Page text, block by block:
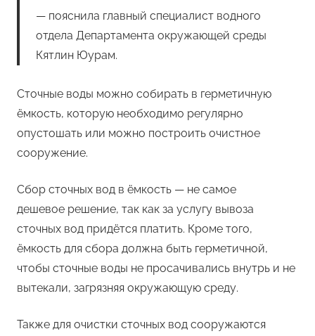
пояснила главный специалист водного
отдела Департамента окружающей среды
Кятлин Юурам.
Сточные воды можно собирать в герметичную
ёмкость, которую необходимо регулярно
опустошать или можно построить очистное
сооружение.
Сбор сточных вод в ёмкость — не самое
дешевое решение, так как за услугу вывоза
сточных вод придётся платить. Кроме того,
ёмкость для сбора должна быть герметичной,
чтобы сточные воды не просачивались внутрь и не
вытекали, загрязняя окружающую среду.
Также для очистки сточных вод сооружаются